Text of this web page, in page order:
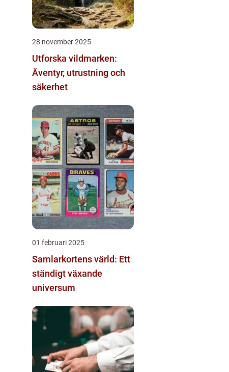
28 november 2025
Utforska vildmarken:
Äventyr, utrustning och
säkerhet
01 februari 2025
Samlarkortens värld: Ett
ständigt växande
universum